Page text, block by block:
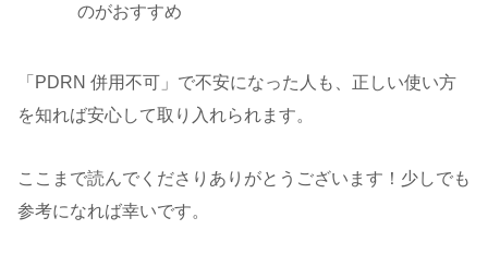
のがおすすめ
「PDRN 併用不可」で不安になった人も、正しい使い方
を知れば安心して取り入れられます。
ここまで読んでくださりありがとうございます！少しでも
参考になれば幸いです。